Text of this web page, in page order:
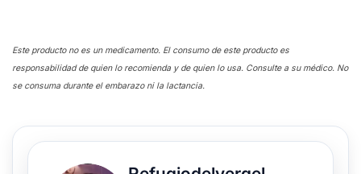
Este producto no es un medicamento. El consumo de este producto es
responsabilidad de quien lo recomienda y de quien lo usa. Consulte a su médico. No
se consuma durante el embarazo ni la lactancia.